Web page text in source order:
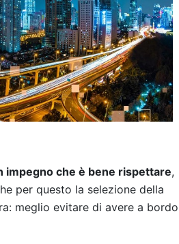
impegno che è bene rispettare,
per questo la selezione della
meglio evitare di avere a bordo